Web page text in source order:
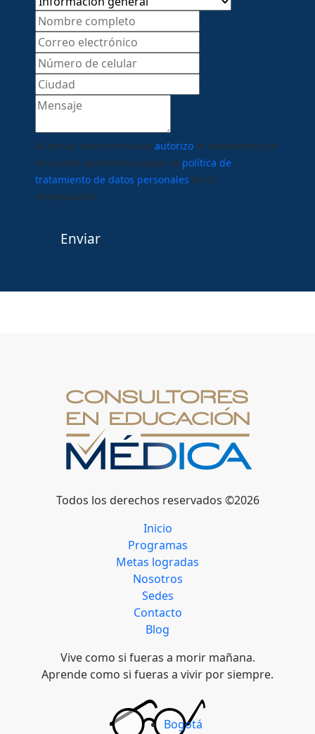
Al enviar este formulario autorizo el tratamiento de
mis datos personales según la política de
tratamiento de datos personales de la
organización.
Enviar
Todos los derechos reservados ©2026
Inicio
Programas
Metas logradas
Nosotros
Sedes
Contacto
Blog
Vive como si fueras a morir mañana.
Aprende como si fueras a vivir por siempre.
Bogotá